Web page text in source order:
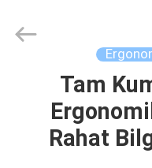
ÜRÜN:%
Industrial
Tam
Rahat